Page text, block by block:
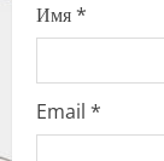
Имя*
Email *